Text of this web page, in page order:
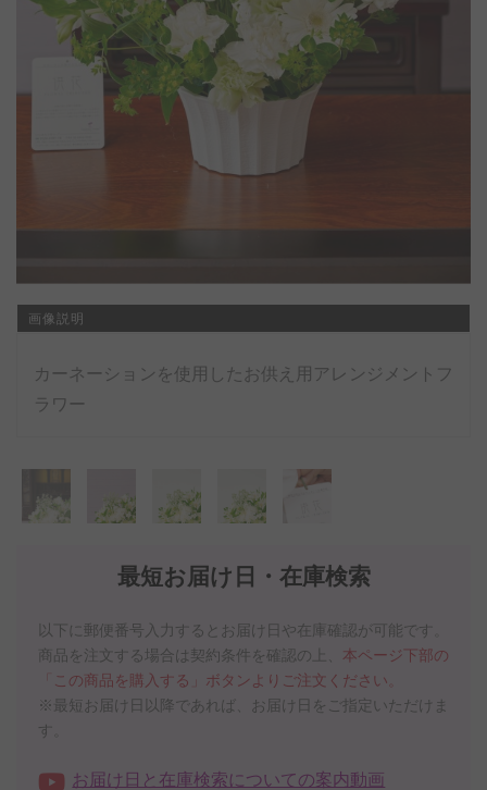
最短お届け日・在庫検索
以下に郵便番号入力するとお届け日や在庫確認が可能です。
商品を注文する場合は契約条件を確認の上、 本ページ下部の
「この商品を購入する」ボタンよりご注文ください。
※最短お届け日以降であれば、お届け日をご指定いただけま
す。
お届け日と在庫検索についての案内動画
画像説明
カーネーションを使用したお供え用アレンジメントフ
ラワー